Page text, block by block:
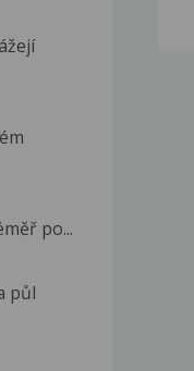
po...
půl